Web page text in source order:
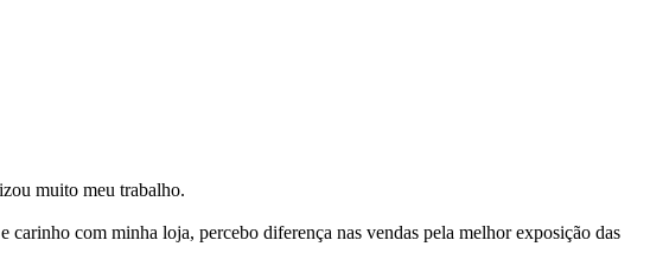
muito meu trabalho.
com minha loja, percebo diferença nas vendas pela melhor exposição das